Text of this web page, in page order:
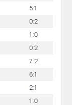
5:1
0:2
1:0
0:2
7:2
6:1
2:1
1:0